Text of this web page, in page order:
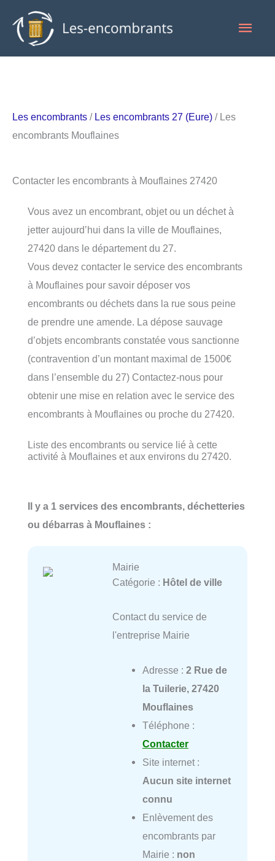
contenu
Les encombrants / Les encombrants 27 (Eure) / Les
encombrants Mouflaines
Contacter les encombrants à Mouflaines 27420
Vous avez un encombrant, objet ou un déchet à
jetter aujourd’hui dans la ville de Mouflaines,
27420 dans le département du 27.
Vous devez contacter le service des encombrants
à Mouflaines pour savoir déposer vos
encombrants ou déchets dans la rue sous peine
de prendre une amende. La dépose sauvage
d’objets encombrants constatée vous sanctionne
(contravention d’un montant maximal de 1500€
dans l’ensemble du 27) Contactez-nous pour
obtenir une mise en relation avec le service des
encombrants à Mouflaines ou proche du 27420.
Liste des encombrants ou service lié à cette
activité à Mouflaines et aux environs du 27420.
Il y a 1 services des encombrants, déchetteries
ou débarras à Mouflaines :
Mairie
Catégorie : Hôtel de ville
Contact du service de
l'entreprise Mairie
Adresse : 2 Rue de
la Tuilerie, 27420
Mouflaines
Téléphone :
Contacter
Site internet :
Aucun site internet
connu
Enlèvement des
encombrants par
Mairie : non